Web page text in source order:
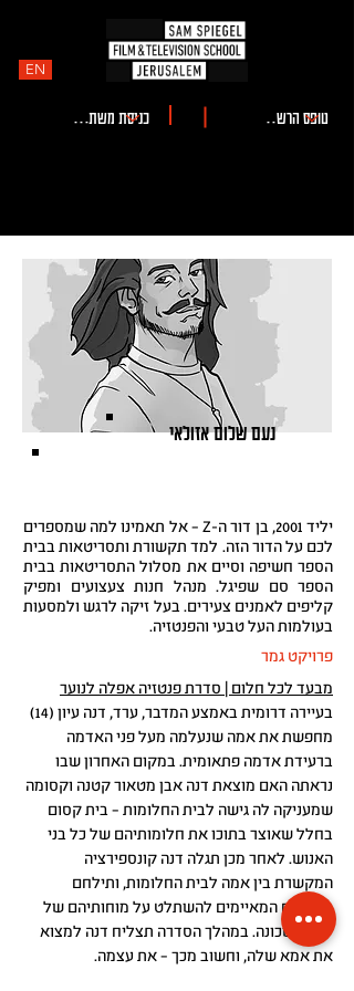
EN
נעם שלום אזולאי
יליד 2001, בן דור ה-Z – אל תאמינו למה שמספרים
לכם על הדור הזה. למד תקשורת ותסריטאות בבית
הספר חשיפה וסיים את מסלול התסריטאות בבית
הספר סם שפיגל. מנהל חנות צעצועים ומפיק
קליפים לאמנים צעירים. בעל זיקה לרגש ולמסעות
בעולמות העל טבעי והפנטזיה.
פרויקט גמר
מבעד לכל חלום | סדרת פנטזיה אפלה לנוער
בעיירה דרומית באמצע המדבר, ערד, דנה עיון (14)
מחפשת את אמה שנעלמה מעל פני האדמה
ברעידת אדמה פתאומית. במקום האחרון שבו
נראתה האם מוצאת דנה אבן מטאור קטנה וקסומה
שמעניקה לה גישה לבית החלומות – בית קסום
בחלל שאוצר בתוכו את חלומותיהם של כל בני
האנוש. לאחר מכן תגלה דנה קונספירציה
המקשרת בין אמה לבית החלומות, ותילחם
בסיוטים המאיימים להשתלט על מוחותיהם של
ילדי השכונה. במהלך הסדרה תצליח דנה למצוא
את אמא שלה, וחשוב מכך – את עצמה.